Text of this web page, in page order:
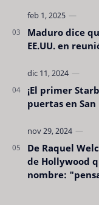
Maduro dice
EE.UU. en
¡El primer
puertas en San
De Raquel
de Hollywood
nombre: